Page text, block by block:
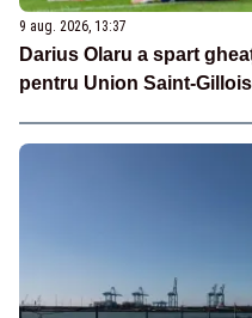
9 aug. 2026, 13:37
Darius Olaru a spart
pentru Union Saint-